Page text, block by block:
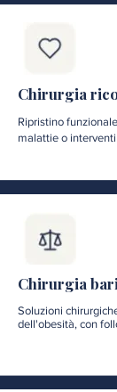
Chirurgia
Ripristino
malattie o
Chirurgia
Soluzioni
dell'obesità, con